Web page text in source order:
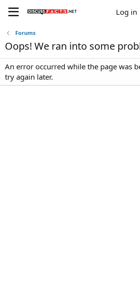
Log in
Forums
Oops! We ran into some
An error occurred while the page was
try again later.